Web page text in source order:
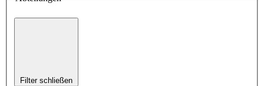
Filter schließen